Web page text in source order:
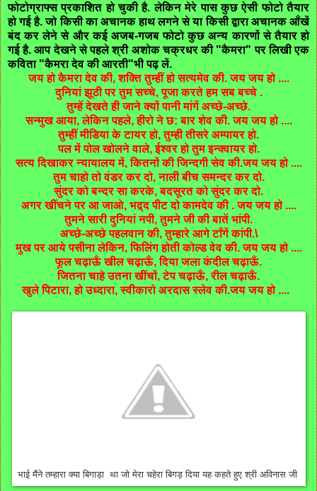
फोटोग्राफ्स प्रकाशित हो चुकी है. लेकिन मेरे पास कुछ ऐसी फोटो तैयार
हो गई है. जो किसी का अचानक हाथ लगने से या किसी द्वारा अचानक आँखें
बंद कर लेने से और कई अजब-गजब फोटो कुछ अन्य कारणों से तैयार हो
गई है. आप देखने से पहले श्री अशोक चक्रधर की "कैमरा" पर लिखी एक
कविता "कैमरा देव की आरती"भी पढ़ लें.
जय हो कैमरा देव की, शक्ति तुम्हीं हो सत्यमेव की. जय जय हो ....
दुनियां झूठी पर तुम सच्चे, पूजा करते हम सब बच्चे .
तुम्हें देखते ही जाने क्यों पानी मांगें अच्छे-अच्छे.
सन्मुख आया, लेकिन पहले, हीरो ने छ: बार शेव की. जय जय हो ....
तुम्हीं मीडिया के टायर हो, तुम्ही तीसरे अम्पायर हो.
पल में पोल खोलने वाले, ईश्वर हो तुम इन्क्वायर हो.
सत्य दिखाकर न्यायालय में, कितनों की जिन्दगी सेव की.जय जय हो ....
तुम चाहो तो वंडर कर दो, नाली बीच समन्दर कर दो.
सुंदर को बन्दर सा करके, बदसूरत को सुंदर कर दो.
अगर खींचने पर आ जाओ, भद्र्द पीट दो कामदेव की . जय जय हो ....
तुमने सारी दुनियां नपी, तुमने जी की बातें भांपी.
अच्छे-अच्छे पहलवान की, तुम्हारे आगे टाँगें कांपी.\
मुख पर आये पसीना लेकिन, फिलिंग होती कोल्ड वेव की. जय जय हो ....
फूल चढ़ाऊँ खील चढ़ाऊँ, दिया जला कंदील चढ़ाऊँ.
जितना चाहे उतना खींचों, टेप चढ़ाऊँ, रील चढ़ाऊँ.
खुले पिटारा, हो उध्दारा, स्वीकारो अरदास स्लेव की.जय जय हो ....
भाई मैंने तम्हारा क्या बिगाड़ा था जो मेरा चहेरा बिगड़ दिया यह कहते हुए श्री अविनास जी